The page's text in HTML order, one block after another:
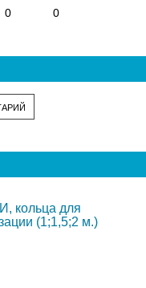
0
0
кольца для
(1;1,5;2 м.)